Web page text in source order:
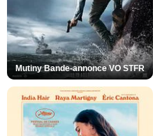
Mutiny Bande-annonce VO STFR